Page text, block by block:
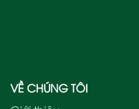
VỀ CHÚNG TÔI